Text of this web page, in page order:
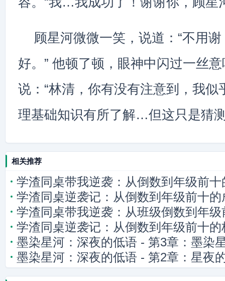
顾星河微微一笑，说道：“不用
好。” 他顿了顿，眼神中闪过一丝
说：“林清，你有没有注意到，我似
理基础知识有所了解…但这只是猜
相关推荐
学渣同桌带我逆袭：从倒数到年级前
学渣同桌逆袭记：从倒数到年级前十的
学渣同桌带我逆袭：从班级倒数到年级
学渣同桌逆袭记：从倒数到年级前十
墨染星河：深夜的低语 - 第3章：墨染
墨染星河：深夜的低语 - 第2章：星夜